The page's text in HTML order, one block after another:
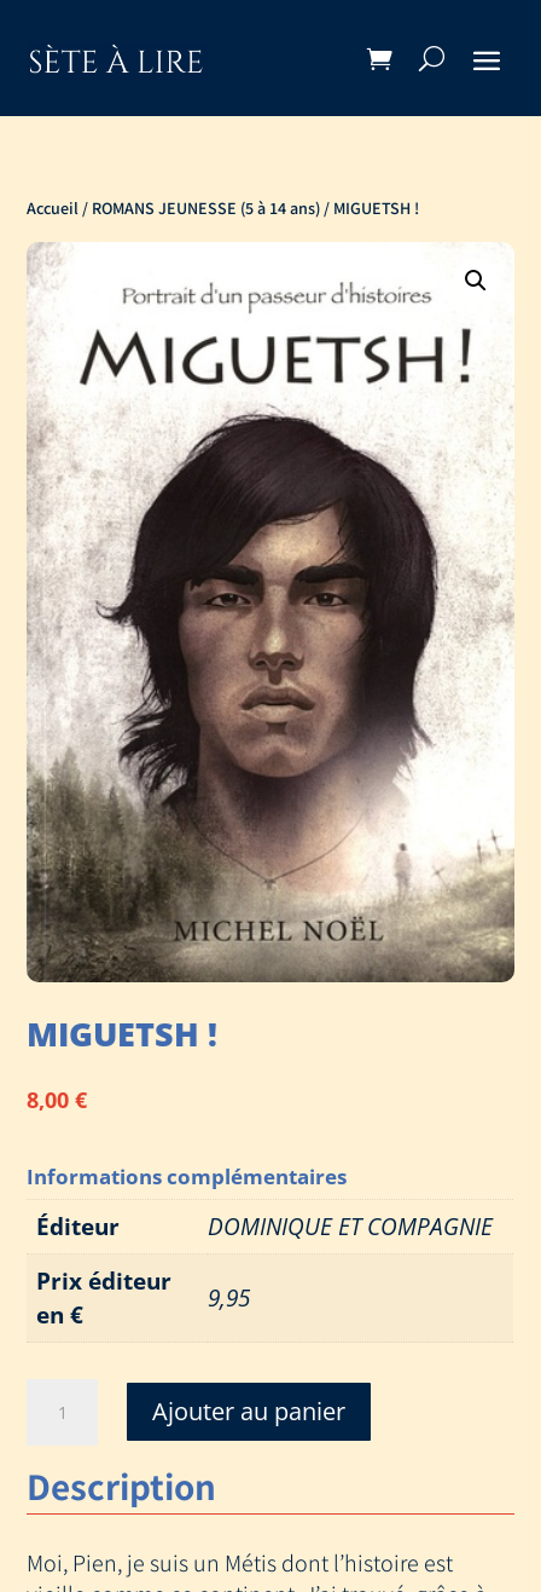
Accueil / ROMANS JEUNESSE (5 à 14 ans) / MIGUETSH !
MIGUETSH !
8,00€
Informations complémentaires
Éditeur
DOMINIQUE ET COMPAGNIE
Prix éditeur
en €
9,95
MIGUETSH
!
Ajouter au panier
Description
Moi, Pien, je suis un Métis dont l’histoire est